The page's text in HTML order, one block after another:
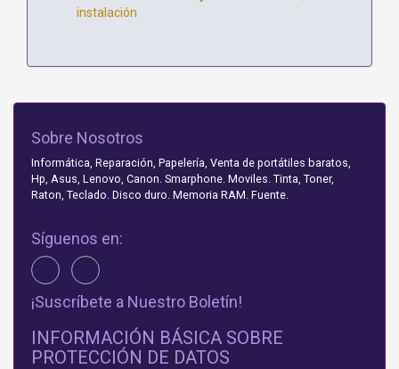
instalación
Sobre Nosotros
Informática, Reparación, Papelería, Venta de portátiles baratos,
Hp, Asus, Lenovo, Canon. Smarphone. Moviles. Tinta, Toner,
Raton, Teclado. Disco duro. Memoria RAM. Fuente.
Síguenos en:
¡Suscríbete a Nuestro Boletín!
INFORMACIÓN BÁSICA SOBRE
PROTECCIÓN DE DATOS